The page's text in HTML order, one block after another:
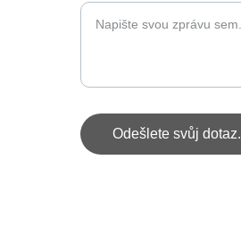
Odešlete svůj dotaz.